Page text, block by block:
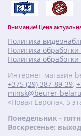
Внимание! Цена
Политика
Политика
Политика
Интернет-магазин
+375 (29) 387-89-39,
minsk@beurer-
«Новая Европа», 5
Понедельник -
Воскресенье: